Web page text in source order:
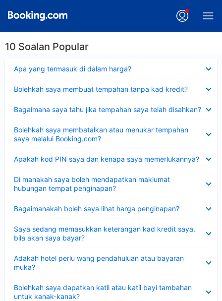
10 Soalan Popular
Apa yang termasuk di dalam harga?
Bolehkah saya membuat tempahan tanpa kad kredit?
Bagaimana saya tahu jika tempahan saya telah disahkan?
Bolehkah saya membatalkan atau menukar tempahan
saya melalui Booking.com?
Apakah kod PIN saya dan kenapa saya memerlukannya?
Di manakah saya boleh mendapatkan maklumat
hubungan tempat penginapan?
Bagaimanakah boleh saya lihat harga penginapan?
Saya sedang memasukkan keterangan kad kredit saya,
bila akan saya bayar?
Adakah hotel perlu wang pendahuluan atau bayaran
muka?
Bolehkah saya dapatkan katil atau katil bayi tambahan
untuk kanak-kanak?